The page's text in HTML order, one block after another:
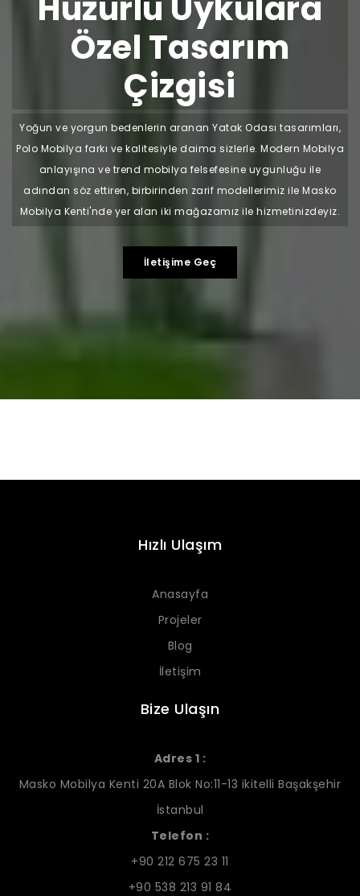
Özel Tasarım
Çizgisi
Yoğun ve yorgun bedenlerin aranan Yatak Odası tasarımları,
Polo Mobilya farkı ve kalitesiyle daima sizlerle. Modern Mobilya
anlayışına ve trend mobilya felsefesine uygunluğu ile
adından söz ettiren, birbirinden zarif modellerimiz ile Masko
Mobilya Kenti'nde yer alan iki mağazamız ile hizmetinizdeyiz.
İletişime Geç
Hızlı Ulaşım
Anasayfa
Projeler
Blog
İletişim
Bize Ulaşın
Adres 1 :
Masko Mobilya Kenti 20A Blok No:11-13 ikitelli Başakşehir
İstanbul
Telefon :
+90 212 675 23 11
+90 538 213 91 84